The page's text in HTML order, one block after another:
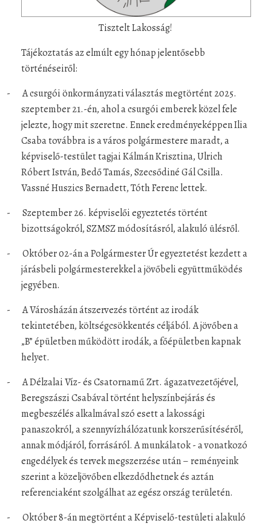
Tisztelt Lakosság!
Tájékoztatás az elmúlt egy hónap jelentősebb
történéseiről:
-
A csurgói önkormányzati választás megtörtént 2025.
szeptember 21.-én, ahol a csurgói emberek közel fele
jelezte, hogy mit szeretne. Ennek eredményeképpen Ilia
Csaba továbbra is a város polgármestere maradt, a
képviselő-testület tagjai Kálmán Krisztina, Ulrich
Róbert István, Bedő Tamás, Szecsődiné Gál Csilla.
Vassné Huszics Bernadett, Tóth Ferenc lettek.
-
Szeptember 26. képviselői egyeztetés történt
bizottságokról, SZMSZ módosításról, alakuló ülésről.
-
Október 02-án a Polgármester Úr egyeztetést kezdett a
járásbeli polgármesterekkel a jövőbeli együttműködés
jegyében.
-
A Városházán átszervezés történt az irodák
tekintetében, költségcsökkentés céljából. A jövőben a
„B” épületben működött irodák, a főépületben kapnak
helyet.
-
A Délzalai Víz- és Csatornamű Zrt. ágazatvezetőjével,
Beregszászi Csabával történt helyszínbejárás és
megbeszélés alkalmával szó esett a lakossági
panaszokról, a szennyvízhálózatunk korszerűsítéséről,
annak módjáról, forrásáról. A munkálatok - a vonatkozó
engedélyek és tervek megszerzése után – reményeink
szerint a közeljövőben elkezdődhetnek és aztán
referenciaként szolgálhat az egész ország területén.
-
Október 8-án megtörtént a Képviselő-testületi alakuló